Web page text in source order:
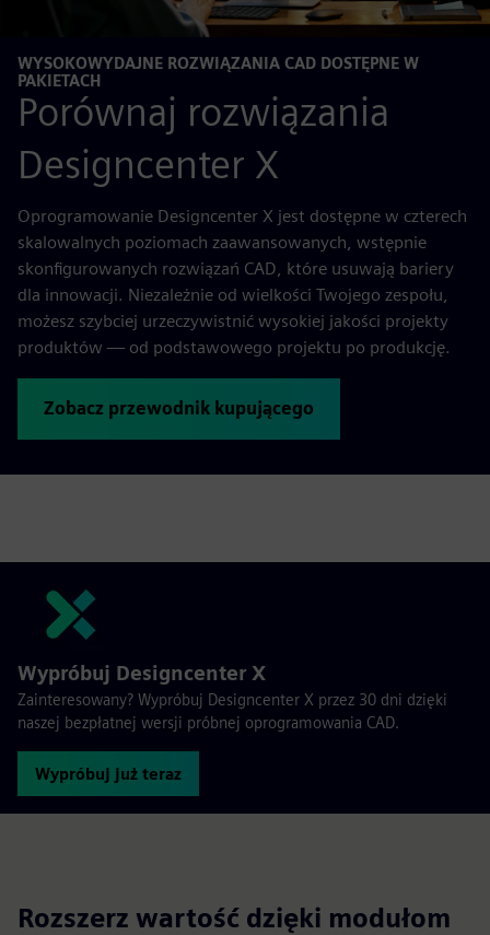
WYSOKOWYDAJNE ROZWIĄZANIA CAD DOSTĘPNE W
PAKIETACH
Porównaj rozwiązania
Designcenter X
Oprogramowanie Designcenter X jest dostępne w czterech
skalowalnych poziomach zaawansowanych, wstępnie
skonfigurowanych rozwiązań CAD, które usuwają bariery
dla innowacji. Niezależnie od wielkości Twojego zespołu,
możesz szybciej urzeczywistnić wysokiej jakości projekty
produktów — od podstawowego projektu po produkcję.
Zobacz przewodnik kupującego
Wypróbuj Designcenter X
Zainteresowany? Wypróbuj Designcenter X przez 30 dni dzięki
naszej bezpłatnej wersji próbnej oprogramowania CAD.
Wypróbuj już teraz
Rozszerz wartość dzięki modułom